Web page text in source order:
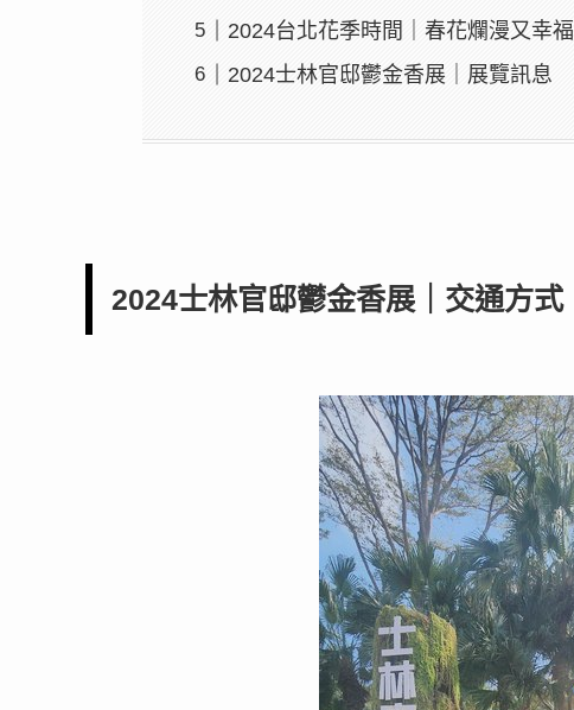
2024台北花季時間｜春花爛漫又幸福
2024士林官邸鬱金香展｜展覽訊息
2024士林官邸鬱金香展｜交通方式